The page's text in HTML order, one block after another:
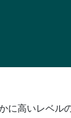
に高いレベル